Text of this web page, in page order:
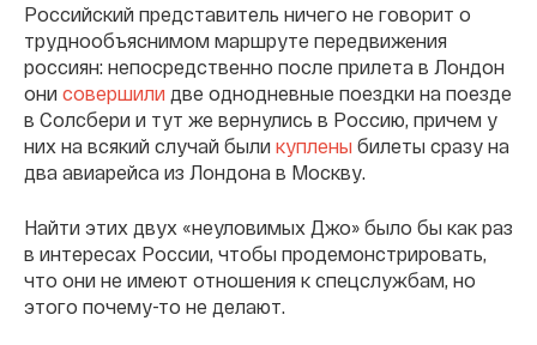
Российский представитель ничего не говорит о
труднообъяснимом маршруте передвижения
россиян: непосредственно после прилета в Лондон
они совершили две однодневные поездки на поезде
в Солсбери и тут же вернулись в Россию, причем у
них на всякий случай были куплены билеты сразу на
два авиарейса из Лондона в Москву.
Найти этих двух «неуловимых Джо» было бы как раз
в интересах России, чтобы продемонстрировать,
что они не имеют отношения к спецслужбам, но
этого почему-то не делают.